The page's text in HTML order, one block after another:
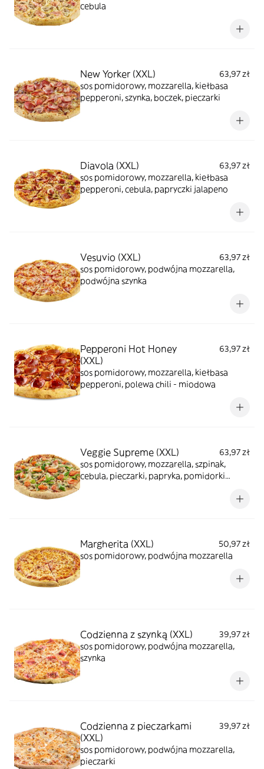
cebula
New Yorker (XXL)
63,97 zł
sos pomidorowy, mozzarella, kiełbasa
pepperoni, szynka, boczek, pieczarki
Diavola (XXL)
63,97 zł
sos pomidorowy, mozzarella, kiełbasa
pepperoni, cebula, papryczki jalapeno
Vesuvio (XXL)
63,97 zł
sos pomidorowy, podwójna mozzarella,
podwójna szynka
Pepperoni Hot Honey
(XXL)
63,97 zł
sos pomidorowy, mozzarella, kiełbasa
pepperoni, polewa chili - miodowa
Veggie Supreme (XXL)
63,97 zł
sos pomidorowy, mozzarella, szpinak,
cebula, pieczarki, papryka, pomidorki
Margherita (XXL)
50,97 zł
sos pomidorowy, podwójna mozzarella
Codzienna z szynką (XXL)
39,97 zł
sos pomidorowy, podwójna mozzarella,
szynka
Codzienna z pieczarkami
(XXL)
39,97 zł
sos pomidorowy, podwójna mozzarella,
pieczarki